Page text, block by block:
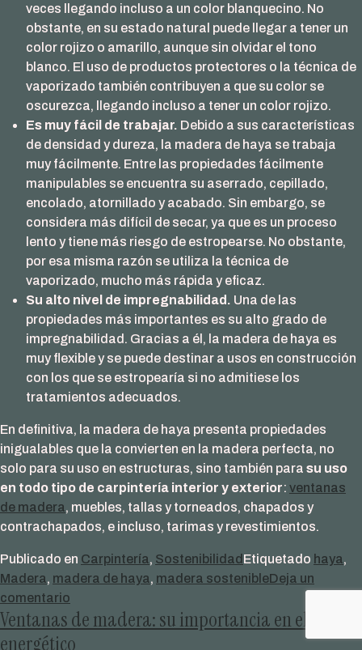
veces llegando incluso a un color blanquecino. No
obstante, en su estado natural puede llegar a tener un
color rojizo o amarillo, aunque sin olvidar el tono
blanco. El uso de productos protectores o la técnica de
vaporizado también contribuyen a que su color se
oscurezca, llegando incluso a tener un color rojizo.
Es muy fácil de trabajar. Debido a sus características
de densidad y dureza, la madera de haya se trabaja
muy fácilmente. Entre las propiedades fácilmente
manipulables se encuentra su aserrado, cepillado,
encolado, atornillado y acabado. Sin embargo, se
considera más difícil de secar, ya que es un proceso
lento y tiene más riesgo de estropearse. No obstante,
por esa misma razón se utiliza la técnica de
vaporizado, mucho más rápida y eficaz.
Su alto nivel de impregnabilidad. Una de las
propiedades más importantes es su alto grado de
impregnabilidad. Gracias a él, la madera de haya es
muy flexible y se puede destinar a usos en construcción
con los que se estropearía si no admitiese los
tratamientos adecuados.
En definitiva, la madera de haya presenta propiedades
inigualables que la convierten en la madera perfecta, no
solo para su uso en estructuras, sino también para su uso
en todo tipo de carpintería interior y exterior: ventanas
de madera, muebles, tallas y torneados, chapados y
contrachapados, e incluso, tarimas y revestimientos.
Publicado en Carpintería, Sostenibilidad Etiquetado haya,
Madera, madera de haya, madera sostenibleDeja un
comentario
Madera
Ventanas de madera: su importancia en el ahorro
energético